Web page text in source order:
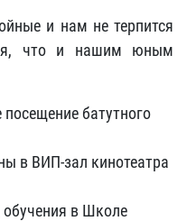
и нам не терпится
что и нашим юным
батутного
в ВИП-зал кинотеатра
обучения в Школе